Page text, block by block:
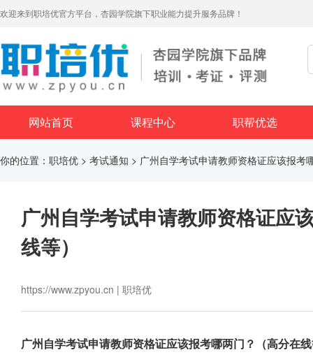
欢迎来到职培优官方平台，杏园学院旗下职业能力提升服务品牌！
网站首页 课程中心 职帮优选
你的位置： 职培优 > 考试通知 > 广州自学考试申请教师资格证应该报考
广州自学考试申请教师资格证应
线等）
https://www.zpyou.cn | 职培优
广州自学考试申请教师资格证应该报考哪两门？（高分在